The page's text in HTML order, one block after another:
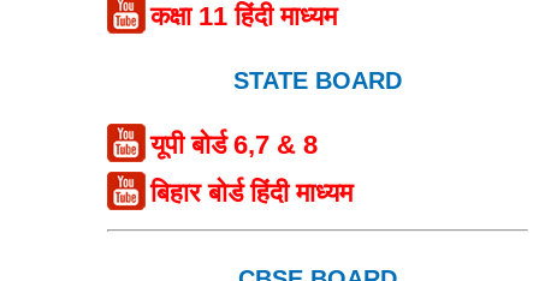
कक्षा 11 हिंदी माध्यम
STATE BOARD
यूपी बोर्ड 6,7 & 8
बिहार बोर्ड हिंदी माध्यम